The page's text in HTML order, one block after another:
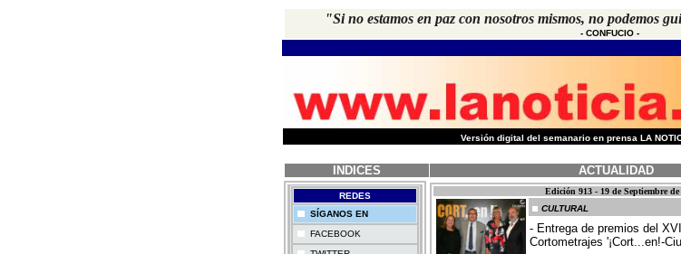
"Si no estamos en paz con nosotros mismos, no podemos
- CONFUCIO -
Versión digital del semanario en prensa LA
INDICES ACTUALIDAD